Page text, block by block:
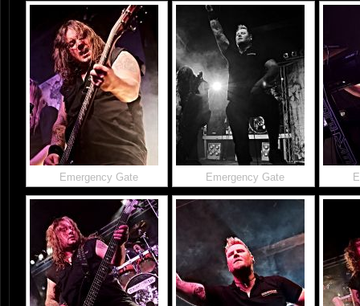
Emergency Gate Emergency Gate